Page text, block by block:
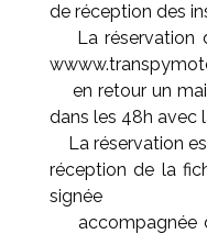
de réception des
La réservation
en retour un
dans les 48h avec
La réservation
réception de la
signée
accompagnée